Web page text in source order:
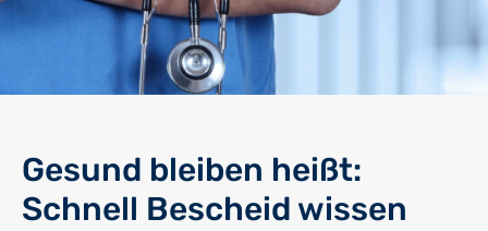
Gesund bleiben heißt:
Schnell Bescheid wissen